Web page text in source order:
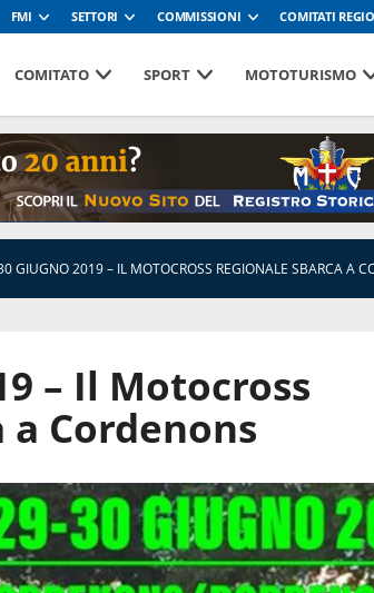
FMI SETTORI COMMISSIONI COMITATI
COMITATO SPORT MOTOTURISMO
GIUGNO 2019 – IL MOTOCROSS REGIONALE SBARCA A
– Il Motocross
Cordenons